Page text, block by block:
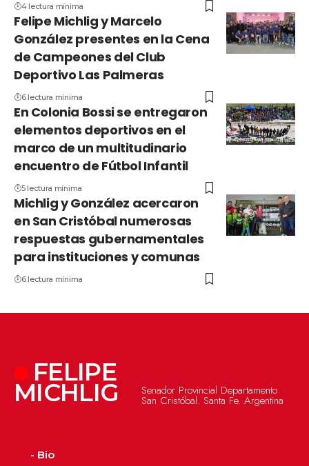
4 lectura mínima
Felipe Michlig y Marcelo
González presentes en la Cena
de Campeones del Club
Deportivo Las Palmeras
6 lectura mínima
En Colonia Bossi se entregaron
elementos deportivos en el
marco de un multitudinario
encuentro de Fútbol Infantil
5 lectura mínima
Michlig y González acercaron
en San Cristóbal numerosas
respuestas gubernamentales
para instituciones y comunas
6 lectura mínima
FELIPE
MICHLIG Senador Provincial Departamento
San Cristóbal. Santa Fe. Argentina
- Bio